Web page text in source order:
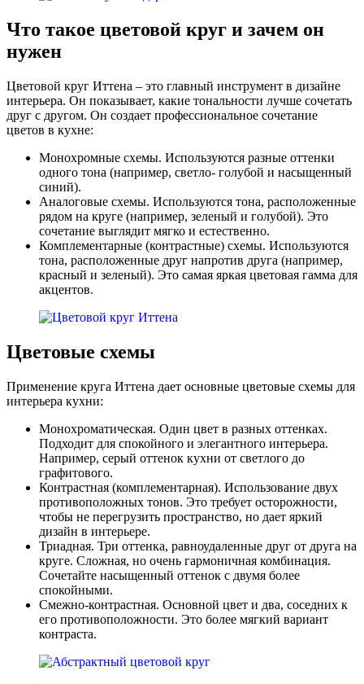
Что такое цветовой круг и зачем он
нужен
Цветовой круг Иттена – это главный инструмент в дизайне
интерьера. Он показывает, какие тональности лучше сочетать
друг с другом. Он создает профессиональное сочетание
цветов в кухне:
Монохромные схемы. Используются разные оттенки
одного тона (например, светло- голубой и насыщенный
синий).
Аналоговые схемы. Используются тона, расположенные
рядом на круге (например, зеленый и голубой). Это
сочетание выглядит мягко и естественно.
Комплементарные (контрастные) схемы. Используются
тона, расположенные друг напротив друга (например,
красный и зеленый). Это самая яркая цветовая гамма для
акцентов.
Цветовые схемы
Применение круга Иттена дает основные цветовые схемы для
интерьера кухни:
Монохроматическая. Один цвет в разных оттенках.
Подходит для спокойного и элегантного интерьера.
Например, серый оттенок кухни от светлого до
графитового.
Контрастная (комплементарная). Использование двух
противоположных тонов. Это требует осторожности,
чтобы не перегрузить пространство, но дает яркий
дизайн в интерьере.
Триадная. Три оттенка, равноудаленные друг от друга на
круге. Сложная, но очень гармоничная комбинация.
Сочетайте насыщенный оттенок с двумя более
спокойными.
Смежно-контрастная. Основной цвет и два, соседних к
его противоположности. Это более мягкий вариант
контраста.